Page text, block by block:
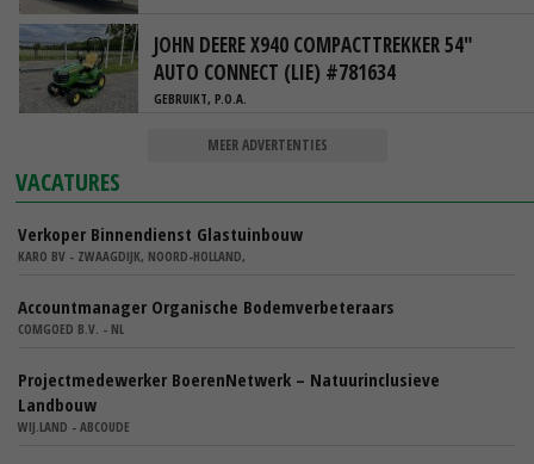
JOHN DEERE X940 COMPACTTREKKER 54"
AUTO CONNECT (LIE) #781634
GEBRUIKT, P.O.A.
MEER ADVERTENTIES
VACATURES
Verkoper Binnendienst Glastuinbouw
KARO BV - ZWAAGDIJK, NOORD-HOLLAND,
Accountmanager Organische Bodemverbeteraars
COMGOED B.V. - NL
Projectmedewerker BoerenNetwerk – Natuurinclusieve
Landbouw
WIJ.LAND - ABCOUDE